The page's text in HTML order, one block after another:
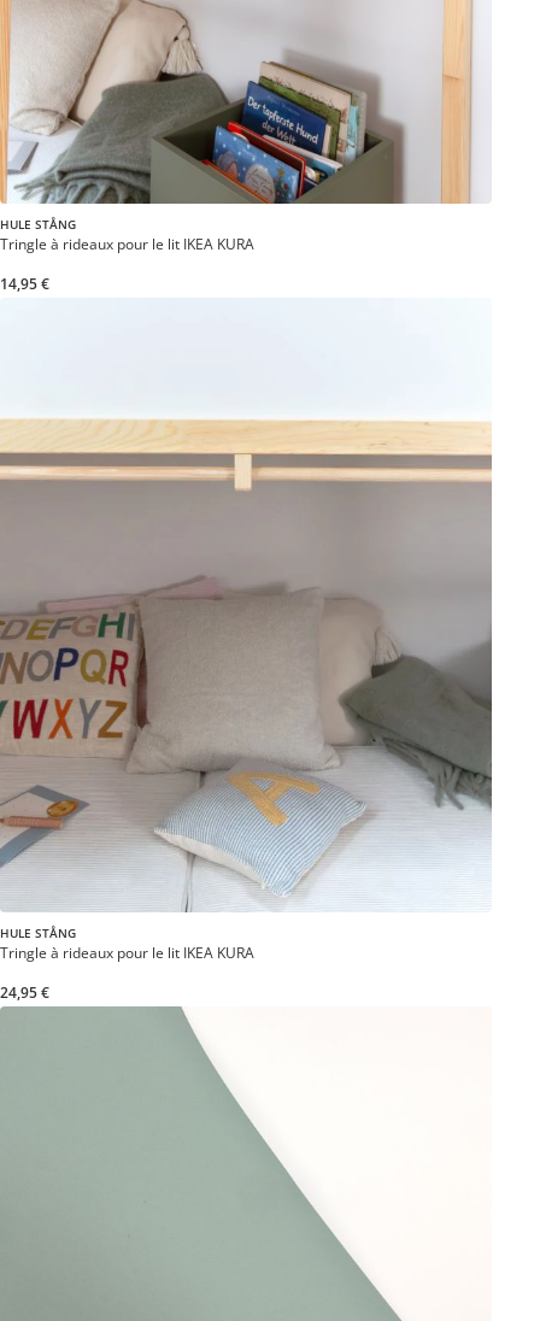
HULE STÅNG
Tringle à rideaux pour le lit IKEA KURA
14,95 €
HULE STÅNG
Tringle à rideaux pour le lit IKEA KURA
24,95 €